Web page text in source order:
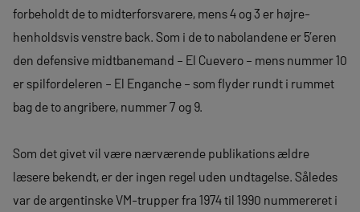
forbeholdt de to midterforsvarere, mens 4 og 3 er højre-
henholdsvis venstre back. Som i de to nabolandene er 5’eren
den defensive midtbanemand – El Cuevero – mens nummer 10
er spilfordeleren – El Enganche – som flyder rundt i rummet
bag de to angribere, nummer 7 og 9.
Som det givet vil være nærværende publikations ældre
læsere bekendt, er der ingen regel uden undtagelse. Således
var de argentinske VM-trupper fra 1974 til 1990 nummereret i